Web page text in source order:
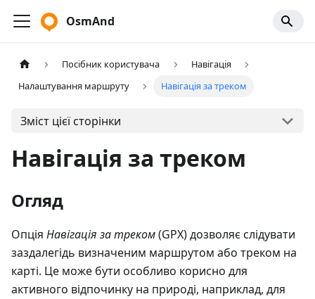
OsmAnd
Посібник користувача
Навігація
Налаштування маршруту
Навігація за треком
Зміст цієї сторінки
Навігація за треком
Огляд
Опція Навігація за треком(GPX) дозволяє слідувати
заздалегідь визначеним маршрутом або треком на
карті. Це може бути особливо корисно для
активного відпочинку на природі, наприклад, для